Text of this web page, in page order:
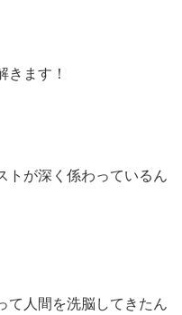
きます！
トが深く係わっているん
て人間を洗脳してきたん